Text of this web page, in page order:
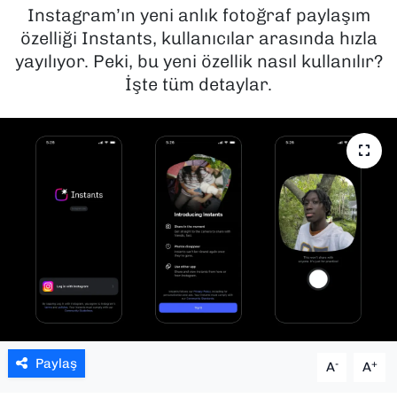
Instagram’ın yeni anlık fotoğraf paylaşım
özelliği Instants, kullanıcılar arasında hızla
yayılıyor. Peki, bu yeni özellik nasıl kullanılır?
İşte tüm detaylar.
Paylaş A- A+
MAGAZİN
POLİTİKA
SAĞLIK
TEKNOLOJİ
YEREL YÖNETİMLER
Haber Arşivi